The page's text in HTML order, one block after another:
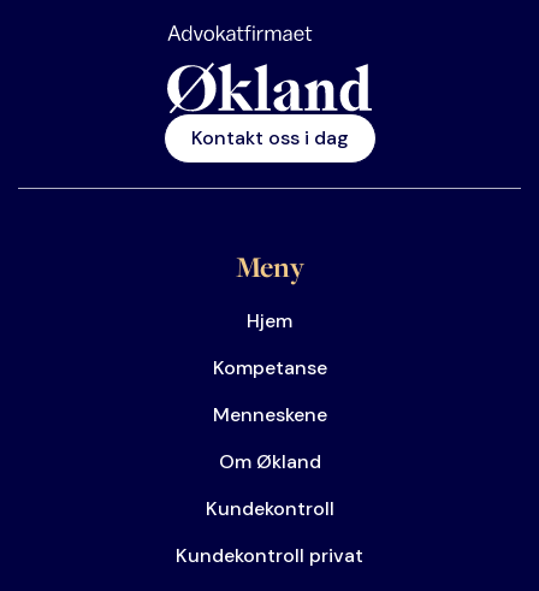
Kontakt oss i dag
Meny
Hjem
Kompetanse
Menneskene
Om Økland
Kundekontroll
Kundekontroll privat